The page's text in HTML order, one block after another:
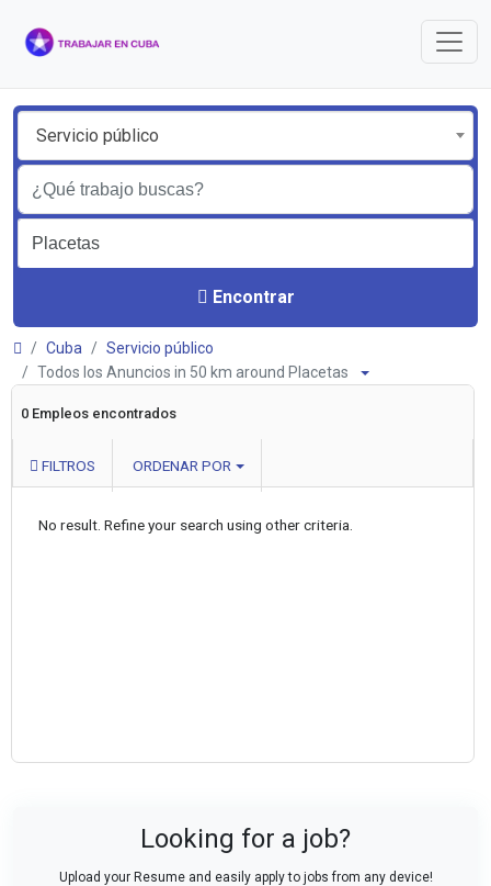
Servicio público
Encontrar
Cuba
Servicio público
Todos los Anuncios in 50 km around Placetas
0 Empleos encontrados
FILTROS ORDENAR POR
No result. Refine your search using other criteria.
Looking for a job?
Upload your Resume and easily apply to jobs from any device!